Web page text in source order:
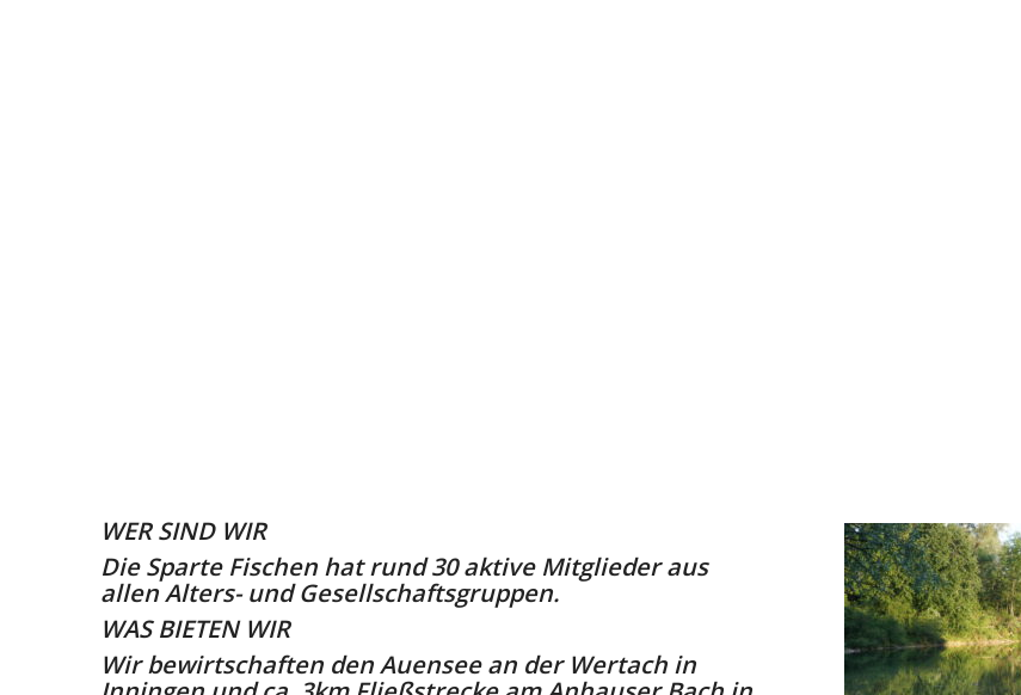
WER SIND WIR
Die Sparte Fischen hat rund 30 aktive Mitglieder aus
allen Alters- und Gesellschaftsgruppen.
WAS BIETEN WIR
Wir bewirtschaften den Auensee an der Wertach in